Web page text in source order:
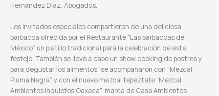
Hernández Díaz, Abogados.
Los invitados especiales compartieron de una deliciosa
barbacoa ofrecida por el Restaurante “Las barbacoas de
México” un platillo tradicional para la celebración de este
festejo. También se llevó a cabo un show cooking de postres y,
para degustar los alimentos, se acompañaron con “Mezcal
Pluma Negra” y con el nuevo mezcal tepeztate “Mezcal
Ambientes Inquietos Oaxaca”, marca de Casa Ambientes